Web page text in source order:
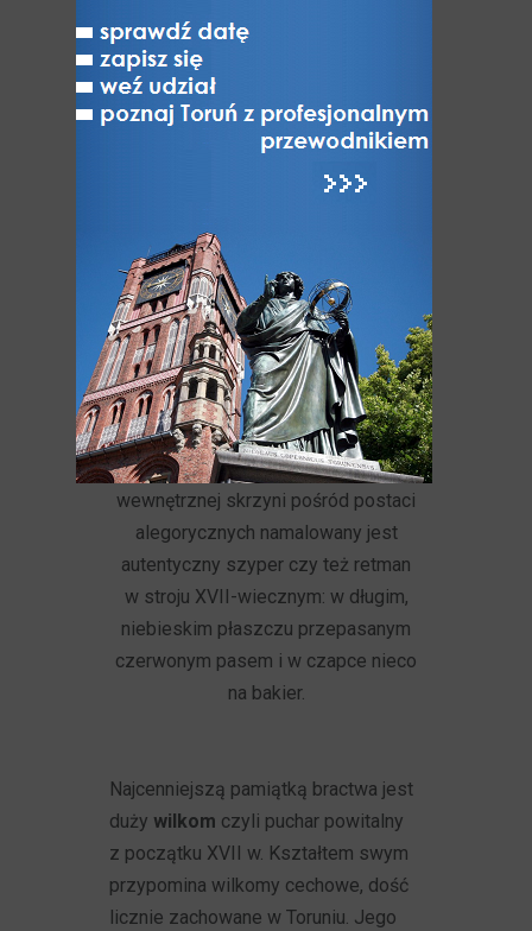
Z dawnych czasów, gdy członkowie
bractwa szyperskiego (które w XVII
stuleciu zwało się przejściowo
także w celach
towarzyskich, zachowały się niektóre
pamiątki, które przypominają żywo
przedmioty będące w zwyczaju
cechowym. Jest to np.skrzynia
cechowaz 1670 r. o zamku
kunsztownie kutym, który otwiera się
za pomocą dwóch kluczy; po stronie
wewnętrznej skrzyni pośród postaci
alegorycznych namalowany jest
autentyczny szyper czy też retman
w stroju XVII-wiecznym: w długim,
niebieskim płaszczu przepasanym
czerwonym pasem i w czapce nieco
na bakier.
Najcenniejszą pamiątką bractwa jest
duży wilkom czyli puchar powitalny
z początku XVII w. Kształtem swym
przypomina wilkomy cechowe, dość
licznie zachowane w Toruniu. Jego